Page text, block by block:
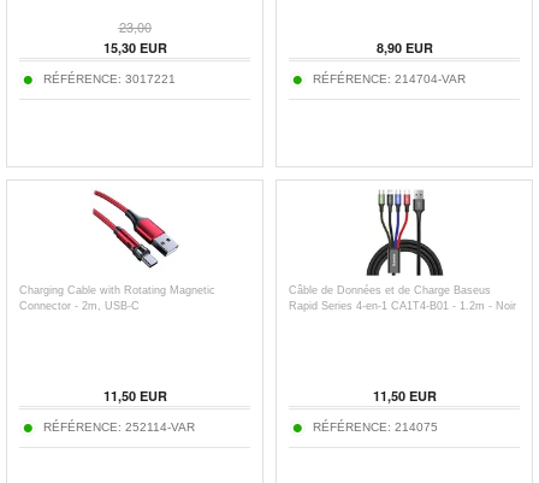
23,00
15,30EUR
RÉFÉRENCE: 3017221
8,90EUR
RÉFÉRENCE: 214704-VAR
Charging Cable with Rotating Magnetic
Connector - 2m, USB-C
11,50EUR
RÉFÉRENCE: 252114-VAR
Câble de Données et de Charge Baseus
Rapid Series 4-en-1 CA1T4-B01 - 1.2m - Noir
11,50EUR
RÉFÉRENCE: 214075